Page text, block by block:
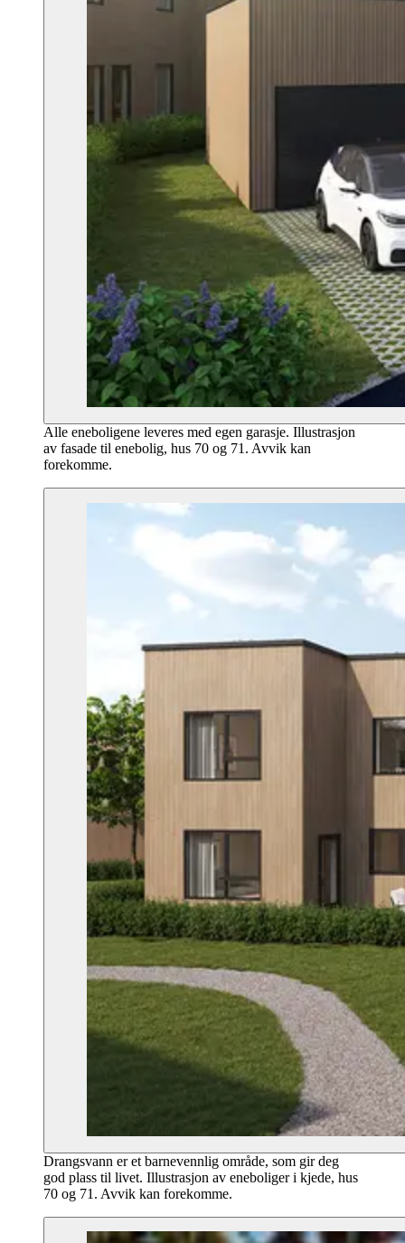
Alle eneboligene leveres med egen garasje. Illustrasjon
av fasade til enebolig, hus 70 og 71. Avvik kan
forekomme.
Drangsvann er et barnevennlig område, som gir deg
god plass til livet. Illustrasjon av eneboliger i kjede, hus
70 og 71. Avvik kan forekomme.